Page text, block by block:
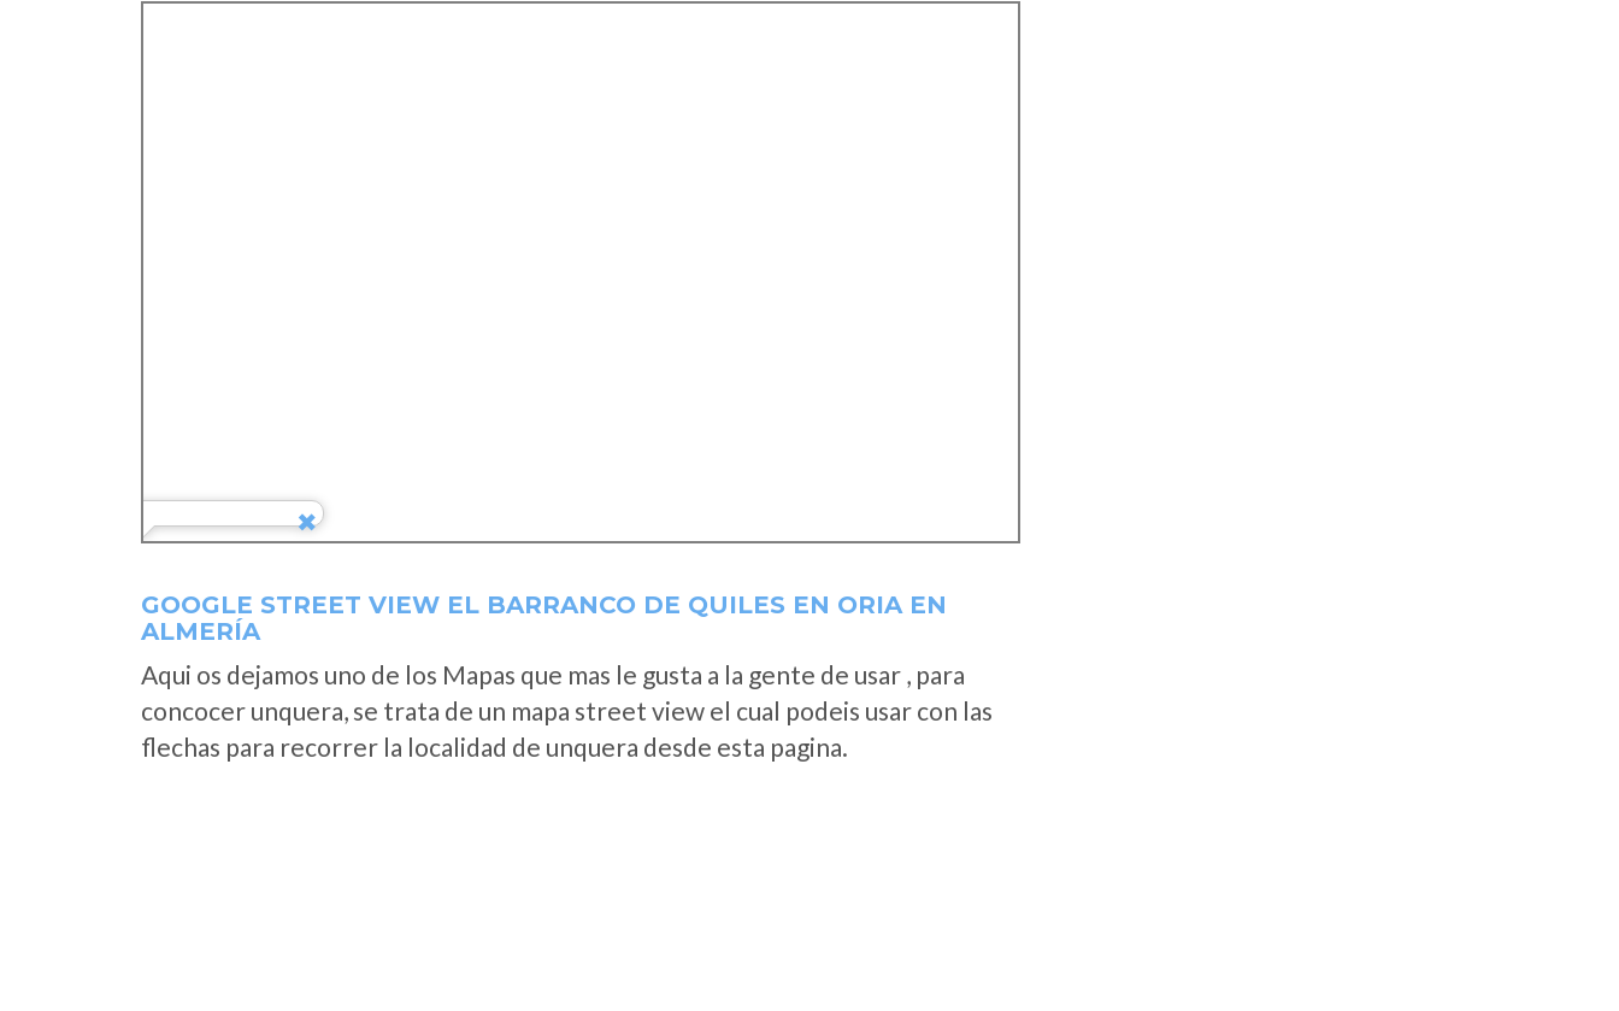
GOOGLE STREET VIEW EL BARRANCO DE QUILES EN ORIA EN
ALMERÍA
Aqui os dejamos uno de los Mapas que mas le gusta a la gente de usar , para
concocer unquera, se trata de un mapa street view el cual podeis usar con las
flechas para recorrer la localidad de unquera desde esta pagina.